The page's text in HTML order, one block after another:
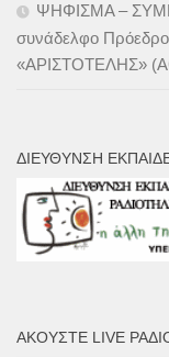
ΨΗΦΙΣΜΑ –
συνάδελφο
«ΑΡΙΣΤΟΤΕΛΗΣ»
ΔΙΕΎΘΥΝΣΗ
ΑΚΟΎΣΤΕ LIVE